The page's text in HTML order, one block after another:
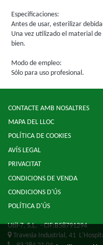
Especificaciones:
Antes de usar, esterilizar
Una vez utilizado el material
bien.
Modo de empleo:
Sólo para uso profesional.
CONTACTE AMB NOSALTRES
MAPA DEL LLOC
POLÍTICA DE COOKIES
AVÍS LEGAL
PRIVACITAT
CONDICIONS DE VENDA
CONDICIONS D'ÚS
POLÍTICA D'ÚS
Util-7, S.L.- CIF:B58791294
Travesia Industrial, 41